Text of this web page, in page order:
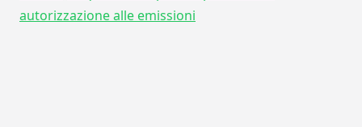
autorizzazione alle emissioni